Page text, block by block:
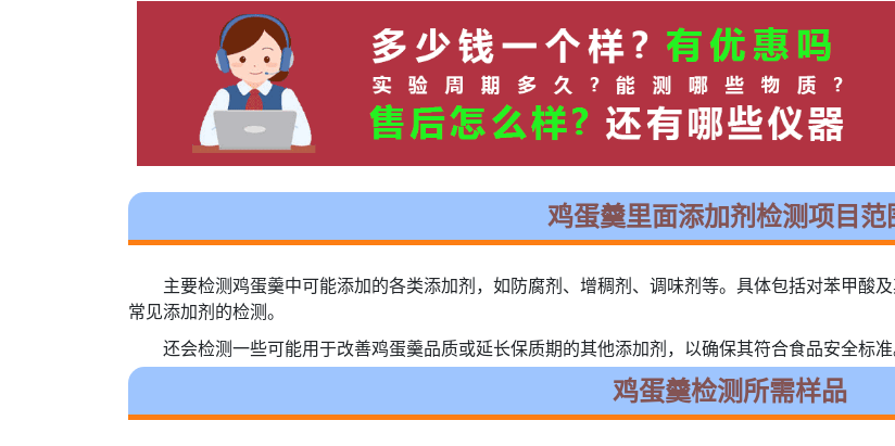
鸡蛋羹里面添加剂检测项目范
主要检测鸡蛋羹中可能添加的各类添加剂，如防腐剂、增稠剂、调味剂等。具体包括对苯甲酸
常见添加剂的检测。
还会检测一些可能用于改善鸡蛋羹品质或延长保质期的其他添加剂，以确保其符合食品安全标准
鸡蛋羹检测所需样品